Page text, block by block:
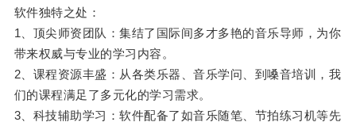
软件独特之处：
1、顶尖师资团队：集结了国际间多才多艳的音乐导师，为你
带来权威与专业的学习内容。
2、课程资源丰盛：从各类乐器、音乐学问、到嗓音培训，我
们的课程满足了多元化的学习需求。
3、科技辅助学习：软件配备了如音乐随笔、节拍练习机等先